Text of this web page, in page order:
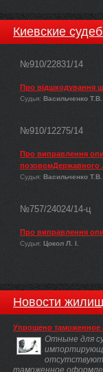
Киевские
№910/22831/14
Про відшкодування
Судья: Васильченко Т.В.
№910/12275/14
Про виправлення
позовомДержавного
Судья: Васильченко Т.В.
№757/24024/14-ц
Про виправлення
Судья: Цокол Л. І.
Новости
Упрощено таможенное
Отныне для
отсутствуют
таможенное